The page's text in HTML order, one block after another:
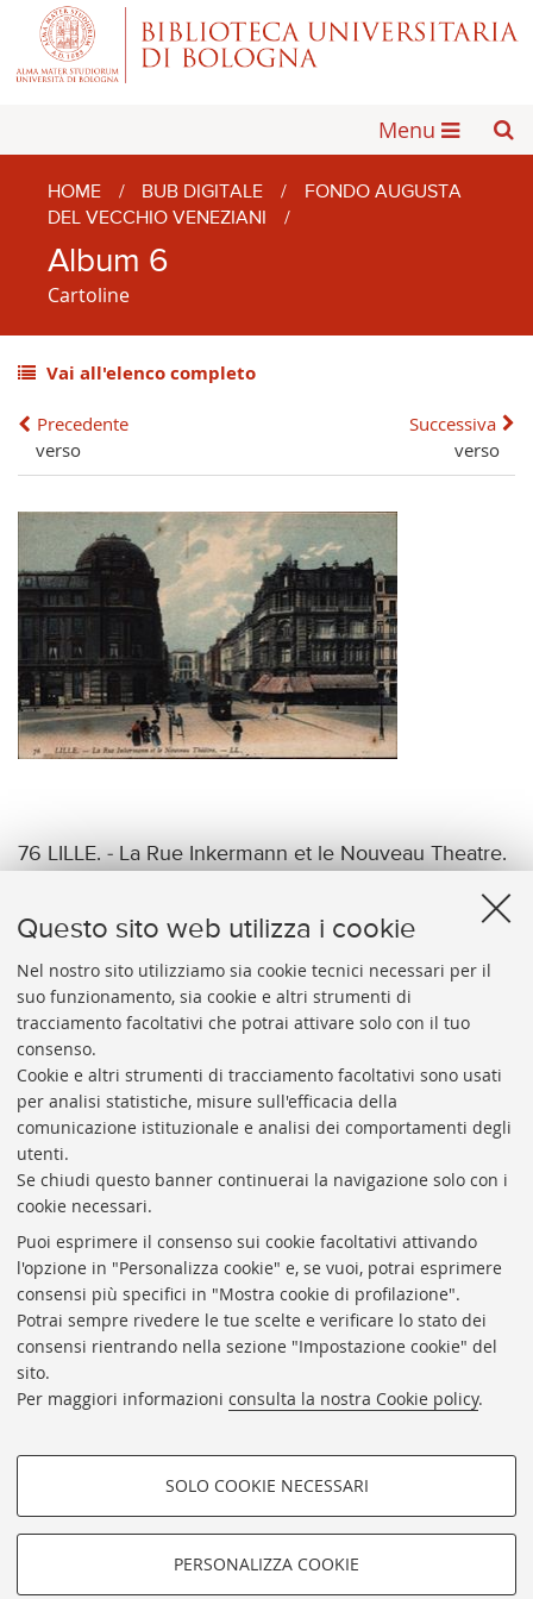
Questo sito web utilizza i cookie
Nel nostro sito utilizziamo sia cookie tecnici necessari per il
suo funzionamento, sia cookie e altri strumenti di
tracciamento facoltativi che potrai attivare solo con il tuo
consenso.
Cookie e altri strumenti di tracciamento facoltativi sono usati
per analisi statistiche, misure sull'efficacia della
comunicazione istituzionale e analisi dei comportamenti degli
utenti.
Se chiudi questo banner continuerai la navigazione solo con i
cookie necessari.
Puoi esprimere il consenso sui cookie facoltativi attivando
l'opzione in "Personalizza cookie" e, se vuoi, potrai esprimere
consensi più specifici in "Mostra cookie di profilazione".
Potrai sempre rivedere le tue scelte e verificare lo stato dei
consensi rientrando nella sezione "Impostazione cookie" del
sito.
Per maggiori informazioni consulta la nostra Cookie policy.
COOKIE DI PROFILAZIONE -
FACOLTATIVI
SOLO COOKIE NECESSARI
PERSONALIZZA COOKIE
Menu
HOME / BUB DIGITALE /
FONDO AUGUSTA
DEL VECCHIO VENEZIANI
/
Album 6
Cartoline
Vai all'elenco completo
Precedente
verso
Successiva
verso
76 LILLE. - La Rue Inkermann et le Nouveau Theatre.
UNIVERSITARIA
Presidente: prof. Francesco Citti
Coordinatrice gestionale: Maria Pia Torricelli
Responsabile Amministrativo: Luigia Di Pumpo
Via Zamboni, 33/35 - 40126 Bologna (BO)
Tel. +39 051 2088306 - Fax +39 051 2088385
bub.info@unibo.it
bub.biblioteca@pec.unibo.it
Dove siamo
Orario dei servizi
Helpdesk
Rubrica di Ateneo
Privacy e note legali